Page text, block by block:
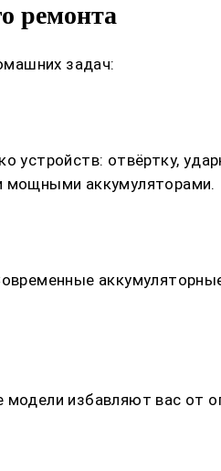
ремонта
задач:
устройств: отвёртку,
аккумуляторами.
избавляют вас от